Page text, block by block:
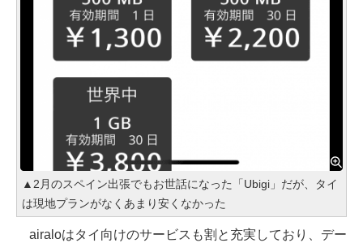
▲2月のスペイン出張でもお世話になった「Ubigi」だが、タイ
は現地プランがなくあまり安くなかった
airaloはタイ向けのサービスも割と充実しており、デー